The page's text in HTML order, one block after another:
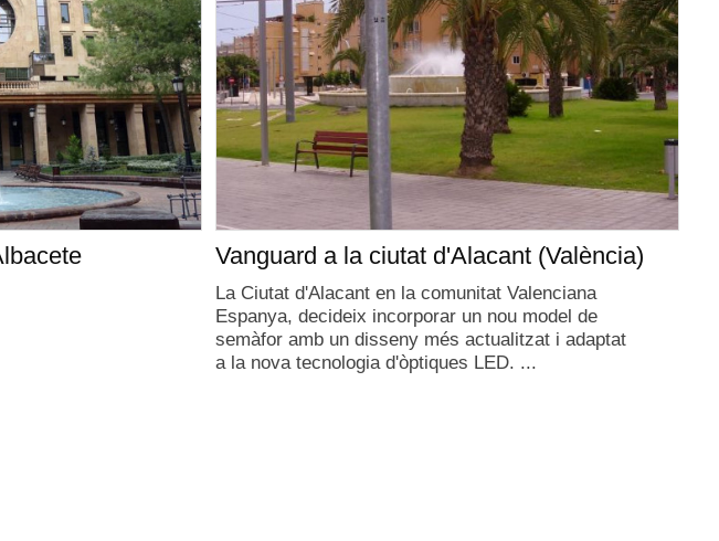
Vanguard a la ciutat d'Alacant (València)
La Ciutat d'Alacant en la comunitat Valenciana
Espanya, decideix incorporar un nou model de
semàfor amb un disseny més actualitzat i adaptat
a la nova tecnologia d'òptiques LED. ...